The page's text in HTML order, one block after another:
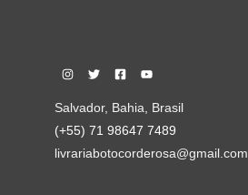
Salvador, Bahia, Brasil
(+55) 71 98647 7489
livrariabotocorderosa@gmail.com